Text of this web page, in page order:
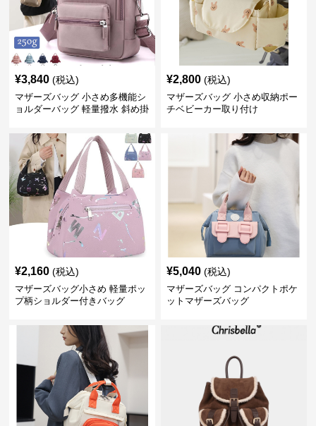
¥3,840 (税込)
マザーズバッグ 小さめ多機能シ
ョルダーバッグ 軽量撥水 斜め掛
¥2,800 (税込)
マザーズバッグ 小さめ収納ポー
チベビーカー取り付け
¥2,160 (税込)
マザーズバッグ小さめ 軽量ポッ
プ柄ショルダー付きバッグ
¥5,040 (税込)
マザーズバッグ コンパクトポケ
ットマザーズバッグ